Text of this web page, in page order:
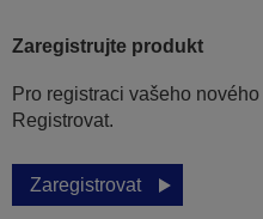
Zaregistrujte produkt
Pro registraci vašeho
Registrovat.
Zaregistrovat